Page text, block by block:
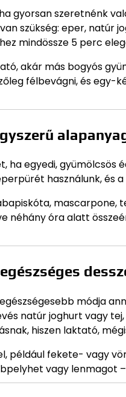
gyorsan szeretnénk
szükség: eper, natúr
mindössze 5 perc
akár más bogyós
félbevágni, és egy-
egyedi, gyümölcsös
használunk, és
mascarpone,
néhány óra alatt
módja
natúr joghurt vagy
hiszen laktató,
például fekete- vagy
vagy lenmagot